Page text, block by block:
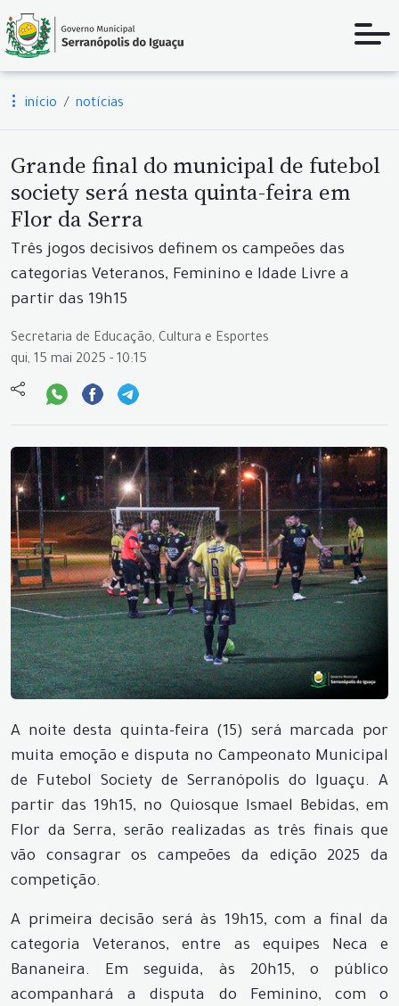
início notícias
Grande final do municipal de futebol
society será nesta quinta-feira em
Flor da Serra
Três jogos decisivos definem os campeões das
categorias Veteranos, Feminino e Idade Livre a
partir das 19h15
Secretaria de Educação, Cultura e Esportes
qui, 15 mai 2025 - 10:15
A noite desta quinta-feira (15) será marcada por
muita emoção e disputa no Campeonato Municipal
de Futebol Society de Serranópolis do Iguaçu. A
partir das 19h15, no Quiosque Ismael Bebidas, em
Flor da Serra, serão realizadas as três finais que
vão consagrar os campeões da edição 2025 da
competição.
A primeira decisão será às 19h15, com a final da
categoria Veteranos, entre as equipes Neca e
Bananeira. Em seguida, às 20h15, o público
acompanhará a disputa do Feminino, com o